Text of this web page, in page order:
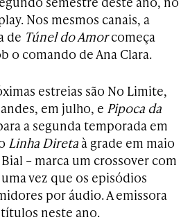
Nos mesmos canais, a
de Túnel do Amorcomeça
o comando de Ana Clara.
estreias são No Limite,
em julho, e Pipoca da
a segunda temporada em
Linha Direta à grade em maio
– marca um crossover com
vez que os episódios
por áudio. A emissora
títulos neste ano.